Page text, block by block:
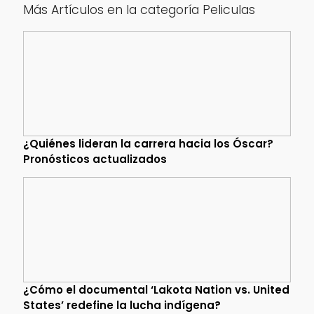
Más Artículos en la categoría Peliculas
¿Quiénes lideran la carrera hacia los Óscar?
Pronósticos actualizados
¿Cómo el documental ‘Lakota Nation vs. United
States’ redefine la lucha indígena?